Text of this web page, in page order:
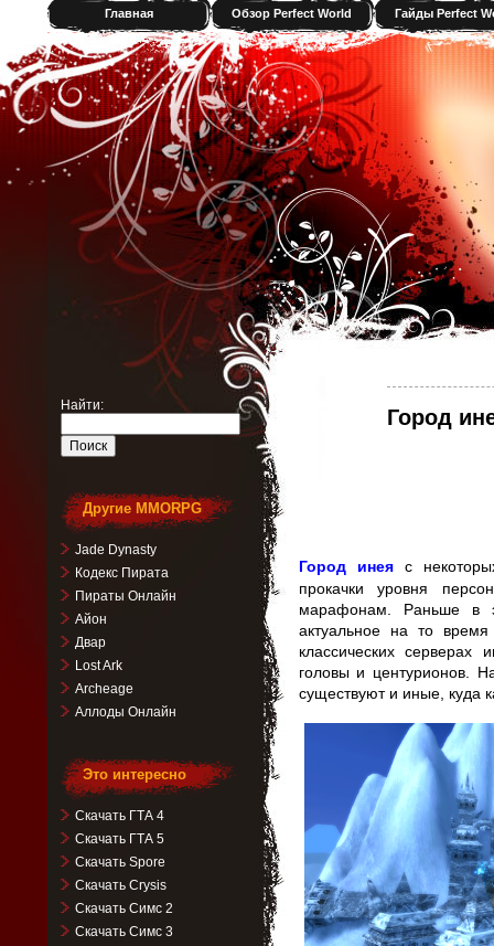
Главная Обзор Perfect World Гайды Perfect
Город
Город инеяс
прокачки уровня
марафонам. Раньше в
актуальное на то
классических
головы и центурионов.
существуют и иные, куда
Найти:
Другие MMORPG
Jade Dynasty
Кодекс Пирата
Пираты Онлайн
Айон
Двар
Lost Ark
Archeage
Аллоды Онлайн
Это интересно
Скачать ГТА 4
Скачать ГТА 5
Скачать Spore
Скачать Crysis
Скачать Симс 2
Скачать Симс 3